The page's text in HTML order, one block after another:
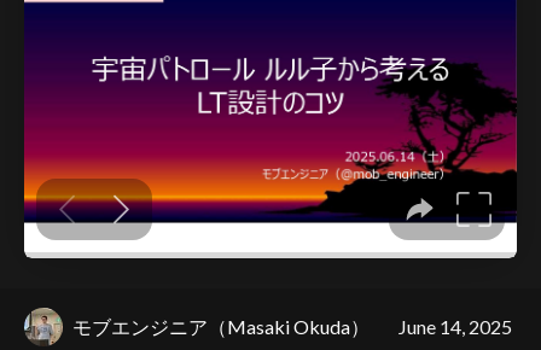
モブエンジニア（Masaki Okuda） June 14, 2025